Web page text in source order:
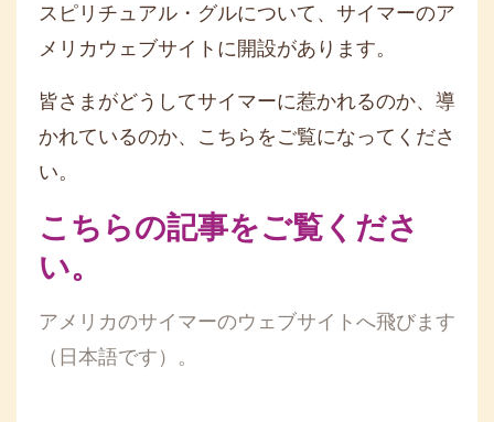
スピリチュアル・グルについて、サイマーのア
メリカウェブサイトに開設があります。
皆さまがどうしてサイマーに惹かれるのか、導
かれているのか、こちらをご覧になってくださ
い。
こちらの記事をご覧くださ
い。
アメリカのサイマーのウェブサイトへ飛びます
（日本語です）。